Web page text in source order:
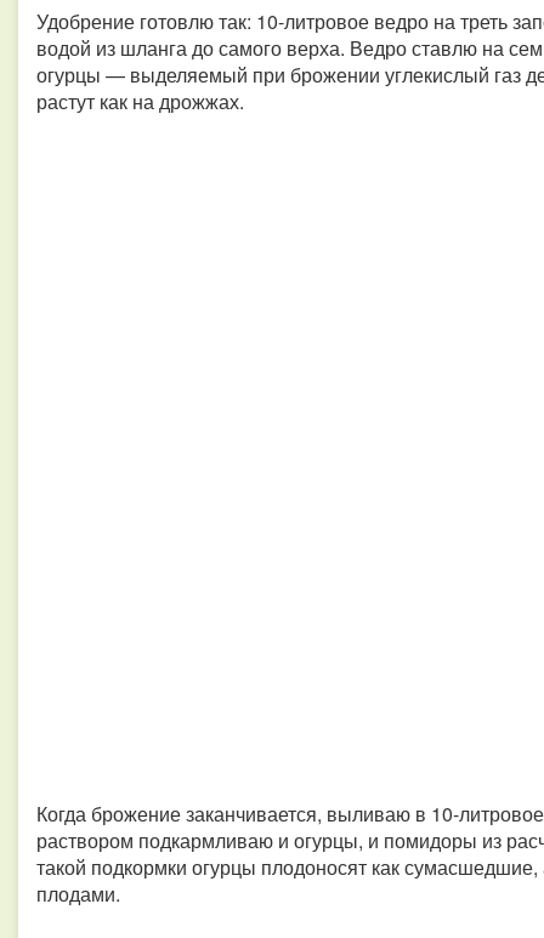
Удобрение готовлю так: 10-литровое ведро на треть
водой из шланга до самого верха. Ведро ставлю на
огурцы — выделяемый при брожении углекислый газ
растут как на дрожжах.
Когда брожение заканчивается, выливаю в 10-
раствором подкармливаю и огурцы, и помидоры из
такой подкормки огурцы плодоносят как
плодами.